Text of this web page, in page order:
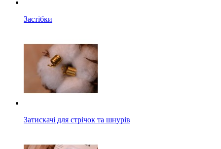
Застібки
Затискачі для стрічок та шнурів